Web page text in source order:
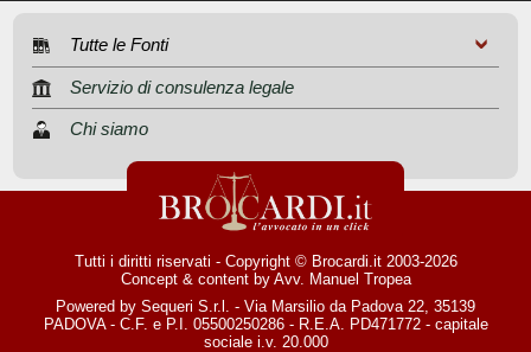
Tutte le Fonti
Servizio di consulenza legale
Chi siamo
Tutti i diritti riservati - Copyright © Brocardi.it 2003-2026
Concept & content by Avv. Manuel Tropea
Powered by Sequeri S.r.l. - Via Marsilio da Padova 22, 35139
PADOVA - C.F. e P.I. 05500250286 - R.E.A. PD471772 - capitale
sociale i.v. 20.000